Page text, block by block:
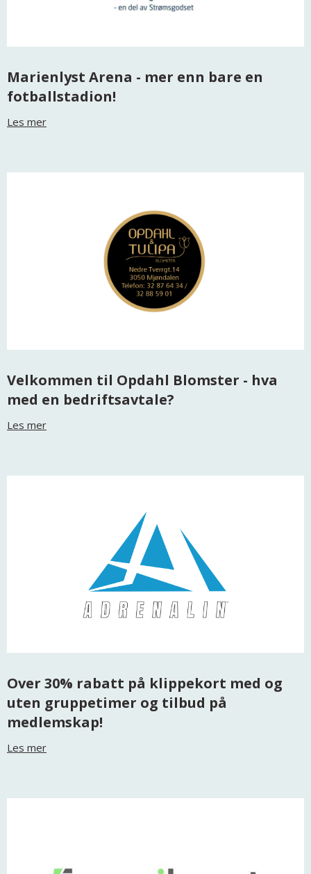
Marienlyst Arena - mer enn bare en
fotballstadion!
Les mer
Velkommen til Opdahl Blomster - hva
med en bedriftsavtale?
Les mer
Over 30% rabatt på klippekort med og
uten gruppetimer og tilbud på
medlemskap!
Les mer